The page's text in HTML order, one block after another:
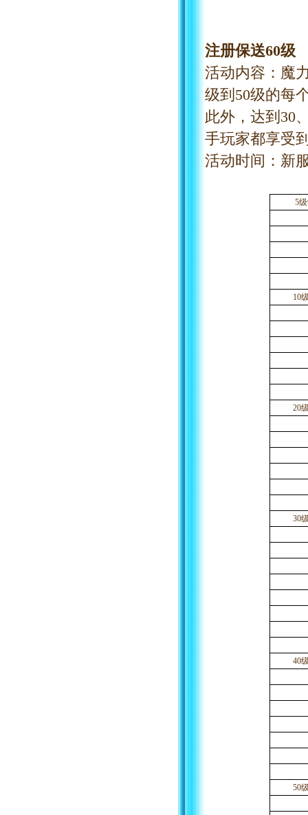
注册保送60级
活动内容：魔
级到50级的每
此外，达到30
手玩家都享受
活动时间：新
5
10
20
30
40
50